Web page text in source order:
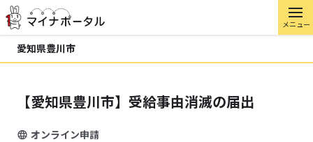
メニュー
愛知県豊川市
【愛知県豊川市】受給事由消滅の届出
オンライン申請